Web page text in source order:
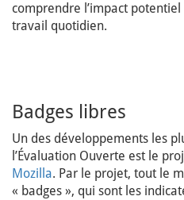
comprendre l’impact
travail quotidien.
Badges libres
Un des développements les
l’Évaluation Ouverte est le
Mozilla. Par le projet, tout le
« badges », qui sont les